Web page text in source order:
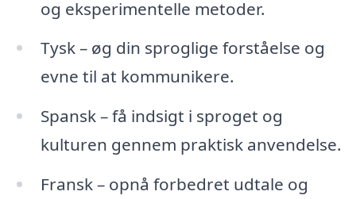
og eksperimentelle metoder.
Tysk – øg din sproglige forståelse og
evne til at kommunikere.
Spansk – få indsigt i sproget og
kulturen gennem praktisk anvendelse.
Fransk – opnå forbedret udtale og